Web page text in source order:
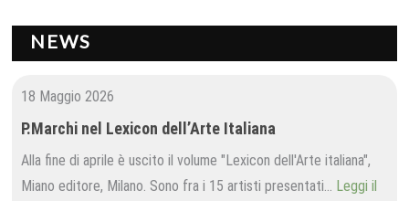
NEWS
18 Maggio 2026
P.Marchi nel Lexicon dell’Arte Italiana
Alla fine di aprile è uscito il volume "Lexicon dell'Arte italiana",
Miano editore, Milano. Sono fra i 15 artisti presentati… Leggi il